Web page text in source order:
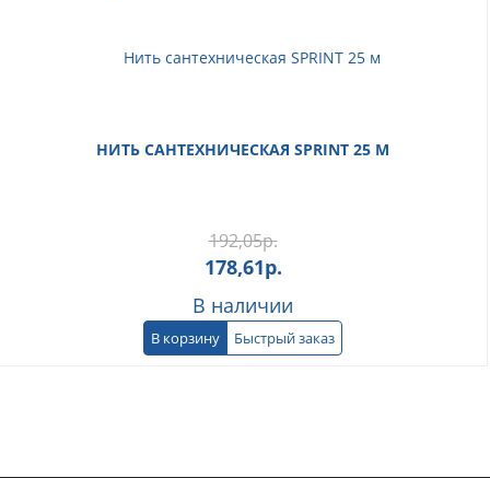
НИТЬ САНТЕХНИЧЕСКАЯ SPRINT 25 М
192,05р.
178,61р.
В наличии
В корзину Быстрый заказ